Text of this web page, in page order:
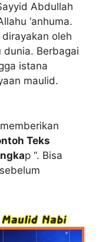
Abdullah
‘anhuma.
oleh
dunia. Berbagai
istana
maulid.
Teks
p “. Bisa